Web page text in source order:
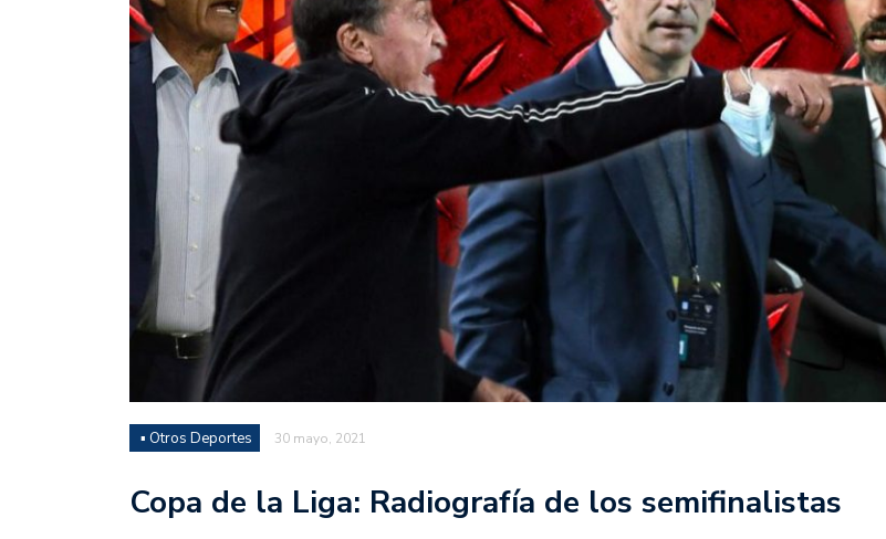
en la historia grande del club”
Nicolás Otamendi regresa al fútbol argentino después de 16 años: del orgullo
de Vélez a la pasión por River
Boca ganó con lo justo ante O’Higgins gracias a la jerarquía de Paredes: una
diferencia y un juego que no dan paz para ir a Rancagua
El Nacional de Clubes A llega a Córdoba con el histórico regreso de Diego
Lista de la selección femenina de Argentina para la Copa Mundial de Hockey FIH
Lista de la selección masculina de Argentina para la Copa Mundial de Hockey
Sudamericana
▪ Otros Deportes 30 mayo, 2021
Copa de la Liga: Radiografía de los semifinalistas